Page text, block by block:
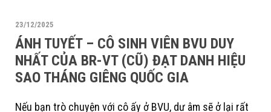
23/12/2025
ÁNH TUYẾT – CÔ SINH VIÊN BVU DUY
NHẤT CỦA BR-VT (CŨ) ĐẠT DANH HIỆU
SAO THÁNG GIÊNG QUỐC GIA
Nếu bạn trò chuyện với cô ấy ở BVU, dư âm sẽ ở lại rất